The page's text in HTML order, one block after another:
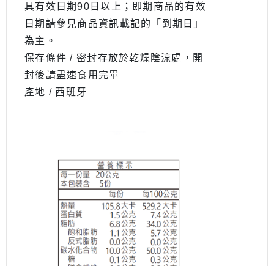
具有效日期90日以上；即期商品的有效
日期請參見商品資訊載記的「到期日」
為主。
保存條件 / 密封存放於乾燥陰涼處，開
封後請盡速食用完畢
產地 / 西班牙